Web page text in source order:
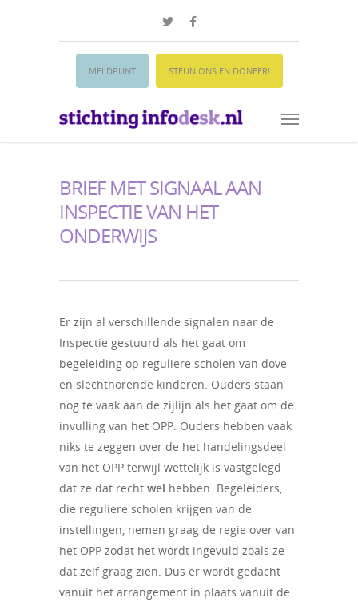
MELDPUNT STEUN ONS EN DONEER!
BRIEF MET SIGNAAL AAN
INSPECTIE VAN HET
ONDERWIJS
Er zijn al verschillende signalen naar de
Inspectie gestuurd als het gaat om
begeleiding op reguliere scholen van dove
en slechthorende kinderen. Ouders staan
nog te vaak aan de zijlijn als het gaat om de
invulling van het OPP. Ouders hebben vaak
niks te zeggen over de het handelingsdeel
van het OPP terwijl wettelijk is vastgelegd
dat ze dat recht wel hebben. Begeleiders,
die reguliere scholen krijgen van de
instellingen, nemen graag de regie over van
het OPP zodat het wordt ingevuld zoals ze
dat zelf graag zien. Dus er wordt gedacht
vanuit het arrangement in plaats vanuit de